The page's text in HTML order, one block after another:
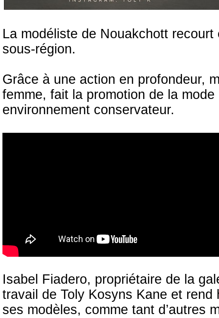
La modéliste de Nouakchott
sous-région.
Grâce à une action en profondeur,
femme, fait la promotion de la
environnement conservateur.
Isabel Fiadero, propriétaire de la
travail de Toly Kosyns Kane et
ses modèles, comme tant d’autres